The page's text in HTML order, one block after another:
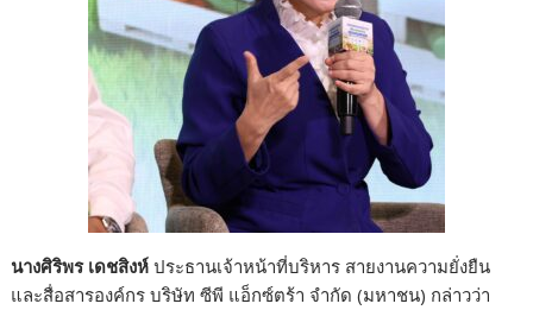
นางศิริพร เดชสิงห์ ประธานเจ้าหน้าที่บริหาร สายงานความยั่งยืน
และสื่อสารองค์กร บริษัท ซีพี แอ็กซ์ตร้า จำกัด (มหาชน) กล่าวว่า